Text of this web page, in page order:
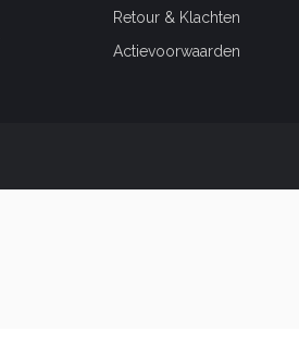
Retour & Klachten
Actievoorwaarden